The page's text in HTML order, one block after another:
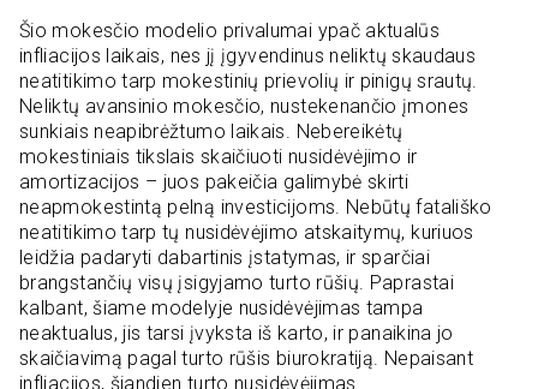
Šio mokesčio modelio privalumai ypač aktualūs
infliacijos laikais, nes jį įgyvendinus neliktų skaudaus
neatitikimo tarp mokestinių prievolių ir pinigų srautų.
Neliktų avansinio mokesčio, nustekenančio įmones
sunkiais neapibrėžtumo laikais. Nebereikėtų
mokestiniais tikslais skaičiuoti nusidėvėjimo ir
amortizacijos – juos pakeičia galimybė skirti
neapmokestintą pelną investicijoms. Nebūtų fatališko
neatitikimo tarp tų nusidėvėjimo atskaitymų, kuriuos
leidžia padaryti dabartinis įstatymas, ir sparčiai
brangstančių visų įsigyjamo turto rūšių. Paprastai
kalbant, šiame modelyje nusidėvėjimas tampa
neaktualus, jis tarsi įvyksta iš karto, ir panaikina jo
skaičiavimą pagal turto rūšis biurokratiją. Nepaisant
infliacijos, šiandien turto nusidėvėjimas